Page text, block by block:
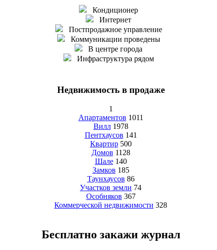
Кондиционер
Интернет
Постпродажное управление
Коммуникации проведены
В центре города
Инфраструктура рядом
Недвижимость в продаже
1
Апартаментов 1011
Вилл 1978
Пентхаусов 141
Квартир 500
Домов 1128
Шале 140
Замков 185
Таунхаусов 86
Участков земли 74
Особняков 367
Коммерческой недвижимости 328
Бесплатно закажи журнал